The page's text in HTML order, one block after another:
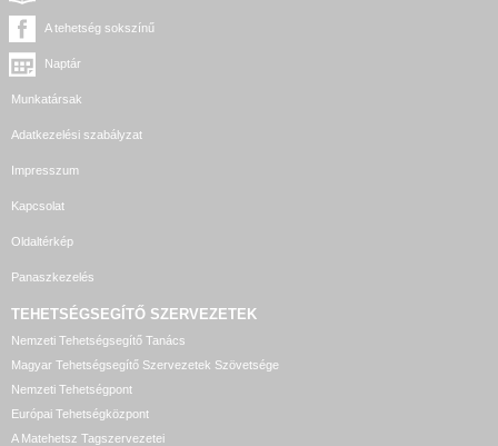
A tehetség sokszínű
Naptár
Munkatársak
Adatkezelési szabályzat
Impresszum
Kapcsolat
Oldaltérkép
Panaszkezelés
TEHETSÉGSEGÍTŐ SZERVEZETEK
Nemzeti Tehetségsegítő Tanács
Magyar Tehetségsegítő Szervezetek Szövetsége
Nemzeti Tehetségpont
Európai Tehetségközpont
A Matehetsz Tagszervezetei